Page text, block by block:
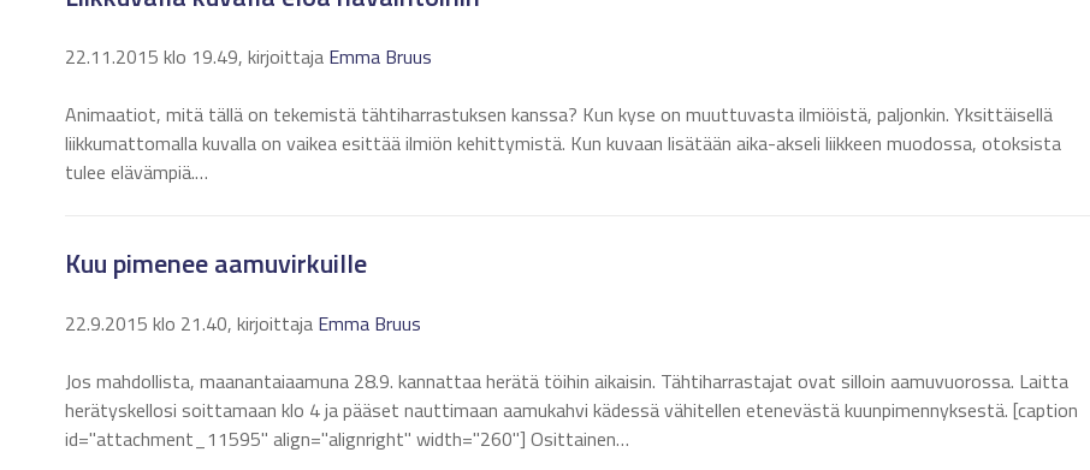
22.11.2015 klo 19.49, kirjoittaja Emma Bruus
Animaatiot, mitä tällä on tekemistä tähtiharrastuksen kanssa? Kun kyse on muuttuvasta ilmiöistä, paljonkin. Yksittäisellä
liikkumattomalla kuvalla on vaikea esittää ilmiön kehittymistä. Kun kuvaan lisätään aika-akseli liikkeen muodossa, otoksista
tulee elävämpiä.…
Kuu pimenee aamuvirkuille
22.9.2015 klo 21.40, kirjoittaja Emma Bruus
Jos mahdollista, maanantaiaamuna 28.9. kannattaa herätä töihin aikaisin. Tähtiharrastajat ovat silloin aamuvuorossa. Laitta
herätyskellosi soittamaan klo 4 ja pääset nauttimaan aamukahvi kädessä vähitellen etenevästä kuunpimennyksestä. [caption
id="attachment_11595" align="alignright" width="260"] Osittainen…